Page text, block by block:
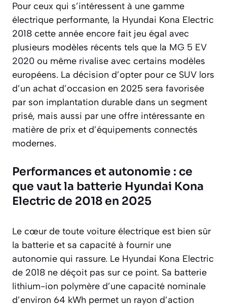
Pour ceux qui s’intéressent à une gamme
électrique performante, la Hyundai Kona Electric
2018 cette année encore fait jeu égal avec
plusieurs modèles récents tels que la MG 5 EV
2020 ou même rivalise avec certains modèles
européens. La décision d’opter pour ce SUV lors
d’un achat d’occasion en 2025 sera favorisée
par son implantation durable dans un segment
prisé, mais aussi par une offre intéressante en
matière de prix et d’équipements connectés
modernes.
Performances et autonomie : ce
que vaut la batterie Hyundai Kona
Electric de 2018 en 2025
Le cœur de toute voiture électrique est bien sûr
la batterie et sa capacité à fournir une
autonomie qui rassure. Le Hyundai Kona Electric
de 2018 ne déçoit pas sur ce point. Sa batterie
lithium-ion polymère d’une capacité nominale
d’environ 64 kWh permet un rayon d’action